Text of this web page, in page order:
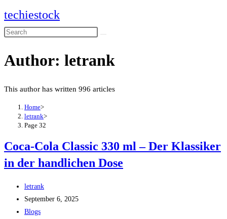
Skip
to
content
techiestock
Search
website
Author: letrank
This author has written 996 articles
Home>
letrank>
Page 32
Coca-Cola Classic 330 ml – Der Klassiker
in der handlichen Dose
Post
author:
letrank
Post
published:
September 6, 2025
Post
Blogs